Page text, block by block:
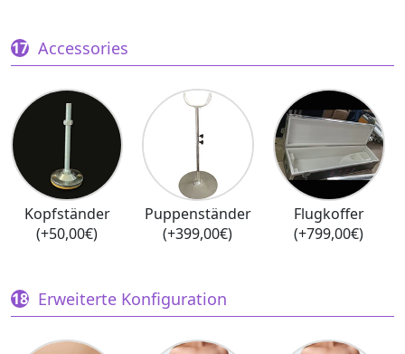
Accessories
Kopfständer
(+50,00€)
Puppenständer
(+399,00€)
Flugkoffer
(+799,00€)
Erweiterte Konfiguration